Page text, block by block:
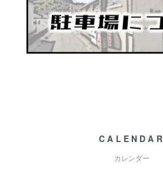
CALENDAR
カレンダー